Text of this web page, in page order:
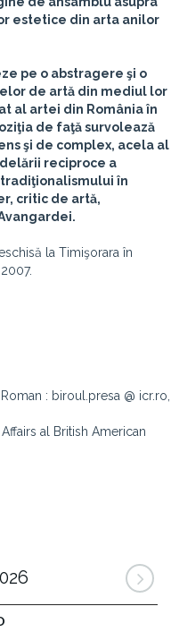
estetice din arta anilor
pe o abstragere şi o
de artă din mediul lor
al artei din România în
de faţă survolează
şi de complex, acela al
reciproce a
în
critic de artă,
la Timişorara în
: biroul.presa @ icr.ro,
al British American